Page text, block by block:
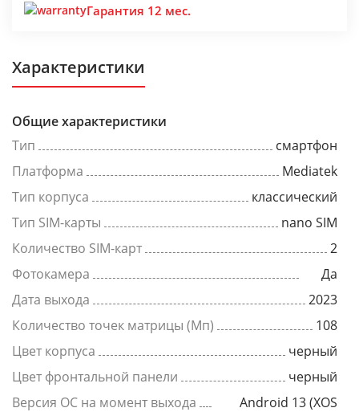
Гарантия 12 мес.
Характеристики
Общие характеристики
Тип
смартфон
Платформа
Mediatek
Тип корпуса
классический
Тип SIM-карты
nano SIM
Количество SIM-карт
2
Фотокамера
Да
Дата выхода
2023
Количество точек матрицы (Мп)
108
Цвет корпуса
черный
Цвет фронтальной панели
черный
Версия ОС на момент выхода
Android 13 (XOS